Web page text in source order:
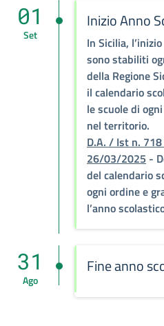
Inizio Anno
In Sicilia,
sono stabiliti
della Regione
il calendario
le scuole di
nel territorio.
D.A. / Ist n.
26/03/2025 -
del calendario
ogni ordine e
l’anno
01
Set
Fine anno
31
Ago